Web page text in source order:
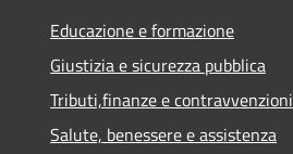
Educazione e formazione
Giustizia e sicurezza pubblica
Tributi,finanze e contravvenzioni
Salute, benessere e assistenza